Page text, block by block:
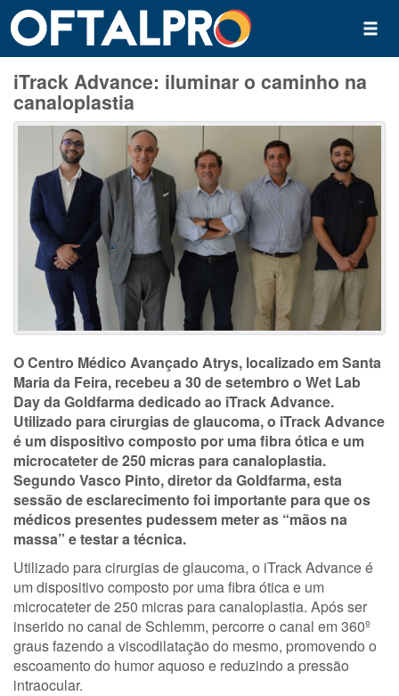
iTrack Advance: iluminar o caminho na
canaloplastia
O Centro Médico Avançado Atrys, localizado em Santa
Maria da Feira, recebeu a 30 de setembro o Wet Lab
Dayda Goldfarma dedicado ao iTrack Advance.
Utilizado para cirurgias de glaucoma, o iTrack Advance
é um dispositivo composto por uma fibra ótica e um
microcateter de 250 micras para canaloplastia.
Segundo Vasco Pinto, diretor da Goldfarma, esta
sessão de esclarecimento foi importante para que os
médicos presentes pudessem meter as “mãos na
massa” e testar a técnica.
Utilizado para cirurgias de glaucoma, o iTrack Advance é
um dispositivo composto por uma fibra ótica e um
microcateter de 250 micras para canaloplastia. Após ser
inserido no canal de Schlemm, percorre o canal em 360º
graus fazendo a viscodilatação do mesmo, promovendo o
escoamento do humor aquoso e reduzindo a pressão
intraocular.